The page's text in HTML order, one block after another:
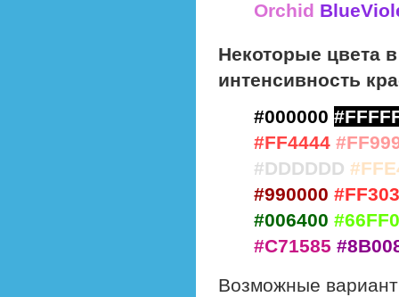
Orchid
Некоторые цвета
интенсивность
#000000
#FF4444
#DDDDDD
#990000
#006400
#C71585
Возможные